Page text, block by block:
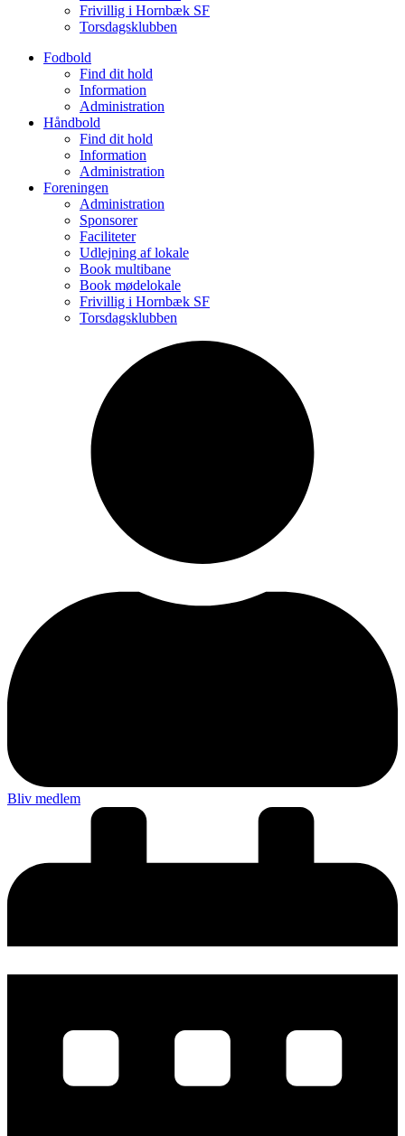
Frivillig i Hornbæk SF
Torsdagsklubben
Fodbold
Find dit hold
Information
Administration
Håndbold
Find dit hold
Information
Administration
Foreningen
Administration
Sponsorer
Faciliteter
Udlejning af lokale
Book multibane
Book mødelokale
Frivillig i Hornbæk SF
Torsdagsklubben
Bliv medlem